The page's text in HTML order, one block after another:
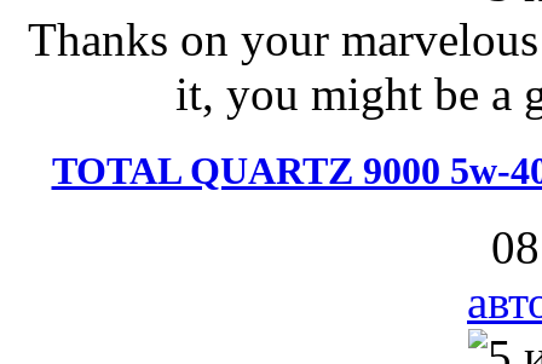
Thanks on your
it, you might be a
TOTAL QUARTZ 9000 5w-